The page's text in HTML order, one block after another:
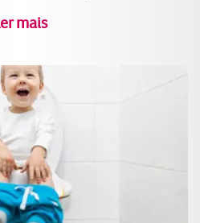
mais